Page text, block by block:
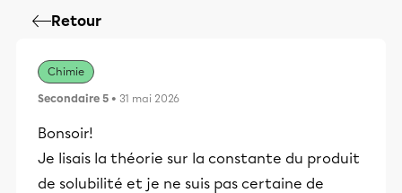
Retour
Chimie
Secondaire 5 • 31 mai 2026
Bonsoir!
Je lisais la théorie sur la constante du produit
de solubilité et je ne suis pas certaine de